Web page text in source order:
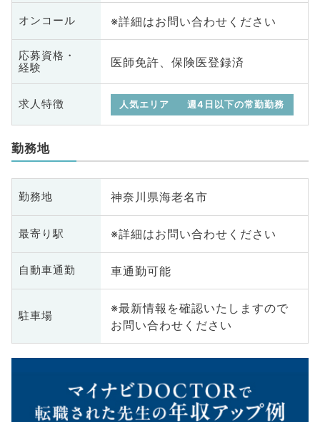
オンコール ※詳細はお問い合わせください
応募資格・
経験
医師免許、保険医登録済
求人特徴 人気エリア 週4日以下の常勤勤務
勤務地
勤務地 神奈川県海老名市
最寄り駅 ※詳細はお問い合わせください
自動車通勤 車通勤可能
駐車場
※最新情報を確認いたしますので
お問い合わせください